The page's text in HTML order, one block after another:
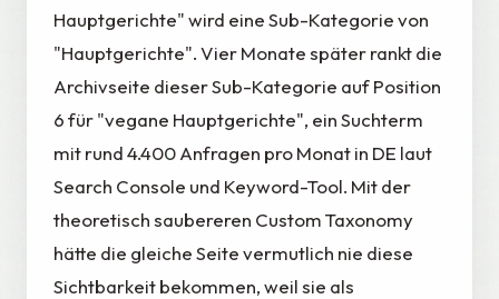
Hauptgerichte" wird eine Sub-Kategorie von
"Hauptgerichte". Vier Monate später rankt die
Archivseite dieser Sub-Kategorie auf Position
6 für "vegane Hauptgerichte", ein Suchterm
mit rund 4.400 Anfragen pro Monat in DE laut
Search Console und Keyword-Tool. Mit der
theoretisch saubereren Custom Taxonomy
hätte die gleiche Seite vermutlich nie diese
Sichtbarkeit bekommen, weil sie als